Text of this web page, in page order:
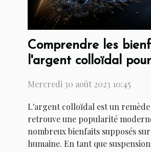
Comprendre les
l'argent colloïdal
Mercredi 30 août 2023 10:45
L'argent colloïdal est un remède
retrouve une popularité
nombreux bienfaits supposés
humaine. En tant que